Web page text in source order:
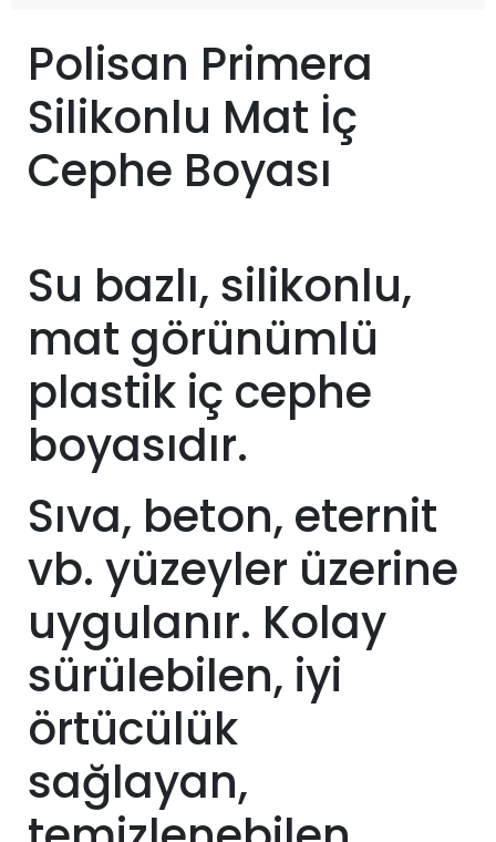
Polisan Primera
Silikonlu Mat İç
Cephe Boyası
Su bazlı, silikonlu,
mat görünümlü
plastik iç cephe
boyasıdır.
Sıva, beton, eternit
vb. yüzeyler üzerine
uygulanır. Kolay
sürülebilen, iyi
örtücülük
sağlayan,